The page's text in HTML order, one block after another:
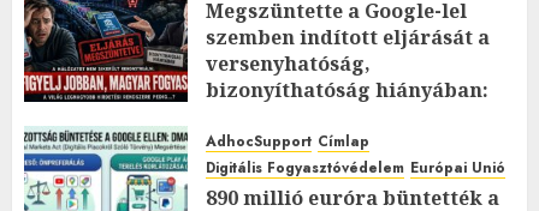
Megszüntette a Google-lel
szemben indított eljárását a
versenyhatóság,
bizonyíthatóság hiányában:
2026.JÚLIUS.23. CSÜTÖRTÖK.
0
AdhocSupport Címlap
Digitális Fogyasztóvédelem Európai Unió
890 millió euróra büntették a